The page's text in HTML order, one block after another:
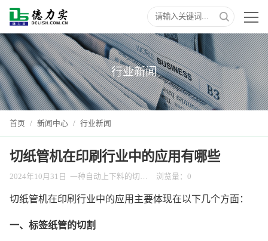
行业新闻
首页 / 新闻中心 / 行业新闻
切纸管机在印刷行业中的应用有哪些
2024年10月31日 一种自动上下料的切纸管机 浏览量：0
切纸管机在印刷行业中的应用主要体现在以下几个方面：
一、标签纸管的切割